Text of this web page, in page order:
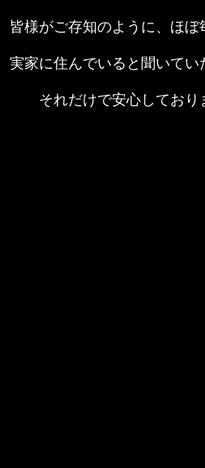
皆様がご存知のように、ほぼ
実家に住んでいると聞いてい
それだけで安心しており